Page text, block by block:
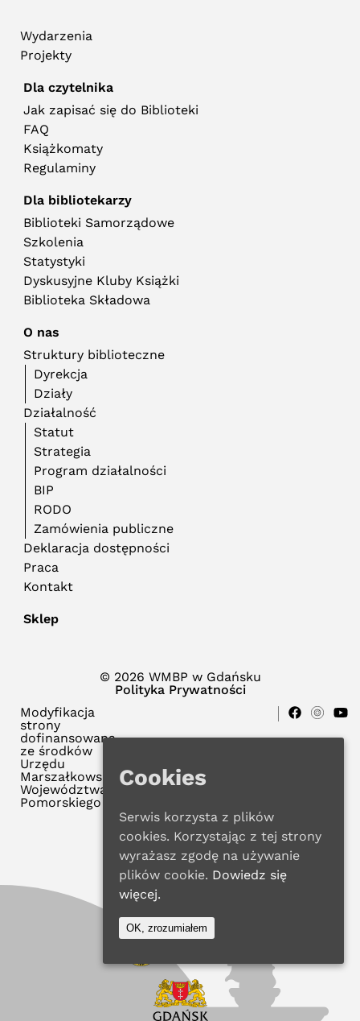
Wydarzenia
Projekty
Dla czytelnika
Jak zapisać się do Biblioteki
FAQ
Książkomaty
Regulaminy
Dla bibliotekarzy
Biblioteki Samorządowe
Szkolenia
Statystyki
Dyskusyjne Kluby Książki
Biblioteka Składowa
O nas
Struktury biblioteczne
Dyrekcja
Działy
Działalność
Statut
Strategia
Program działalności
BIP
RODO
Zamówienia publiczne
Deklaracja dostępności
Praca
Kontakt
Sklep
© 2026 WMBP w Gdańsku
Polityka Prywatności
Modyfikacja
strony
dofinansowana
ze środków
Urzędu
Marszałkowskiego
Województwa
Pomorskiego
Cookies
Serwis korzysta z plików
cookies. Korzystając z tej strony
wyrażasz zgodę na używanie
plików cookie. Dowiedz się
więcej.
OK, zrozumiałem